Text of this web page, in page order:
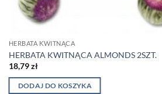
HERBATA KWITNĄCA
HERBATA KWITNĄCA ALMONDS 2SZT.
18,79zł
DODAJ DO KOSZYKA